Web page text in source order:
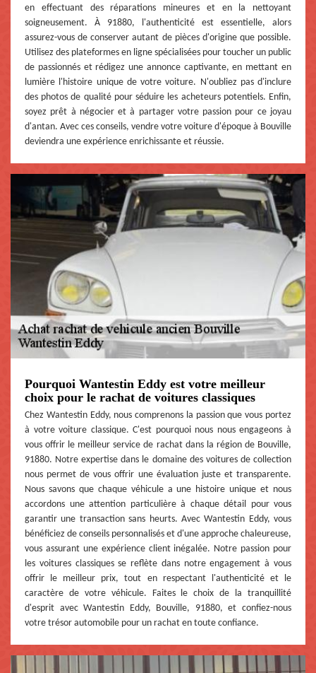
en effectuant des réparations mineures et en la nettoyant
soigneusement. À 91880, l'authenticité est essentielle, alors
assurez-vous de conserver autant de pièces d'origine que possible.
Utilisez des plateformes en ligne spécialisées pour toucher un public
de passionnés et rédigez une annonce captivante, en mettant en
lumière l'histoire unique de votre voiture. N'oubliez pas d'inclure
des photos de qualité pour séduire les acheteurs potentiels. Enfin,
soyez prêt à négocier et à partager votre passion pour ce joyau
d'antan. Avec ces conseils, vendre votre voiture d'époque à Bouville
deviendra une expérience enrichissante et réussie.
Pourquoi Wantestin Eddy est votre meilleur
choix pour le rachat de voitures classiques
Chez Wantestin Eddy, nous comprenons la passion que vous portez
à votre voiture classique. C'est pourquoi nous nous engageons à
vous offrir le meilleur service de rachat dans la région de Bouville,
91880. Notre expertise dans le domaine des voitures de collection
nous permet de vous offrir une évaluation juste et transparente.
Nous savons que chaque véhicule a une histoire unique et nous
accordons une attention particulière à chaque détail pour vous
garantir une transaction sans heurts. Avec Wantestin Eddy, vous
bénéficiez de conseils personnalisés et d'une approche chaleureuse,
vous assurant une expérience client inégalée. Notre passion pour
les voitures classiques se reflète dans notre engagement à vous
offrir le meilleur prix, tout en respectant l'authenticité et le
caractère de votre véhicule. Faites le choix de la tranquillité
d'esprit avec Wantestin Eddy, Bouville, 91880, et confiez-nous
votre trésor automobile pour un rachat en toute confiance.